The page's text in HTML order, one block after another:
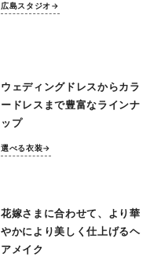
広島スタジオ→
ウェディングドレスからカラ
ードレスまで豊富なラインナ
ップ
選べる衣装→
花嫁さまに合わせて、より華
やかにより美しく仕上げるヘ
アメイク